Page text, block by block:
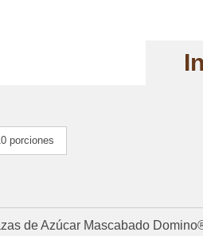
porciones
de Azúcar Mascabado